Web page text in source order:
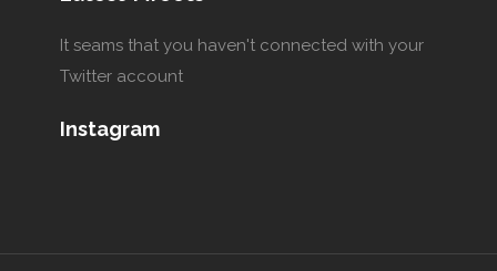
It seams that you haven't connected with your
Twitter account
Instagram